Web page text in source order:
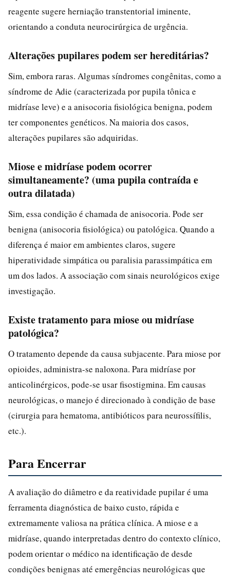
reagente sugere herniação transtentorial iminente,
orientando a conduta neurocirúrgica de urgência.
Alterações pupilares podem ser hereditárias?
Sim, embora raras. Algumas síndromes congênitas, como a
síndrome de Adie (caracterizada por pupila tônica e
midríase leve) e a anisocoria fisiológica benigna, podem
ter componentes genéticos. Na maioria dos casos,
alterações pupilares são adquiridas.
Miose e midríase podem ocorrer
simultaneamente? (uma pupila contraída e
outra dilatada)
Sim, essa condição é chamada de anisocoria. Pode ser
benigna (anisocoria fisiológica) ou patológica. Quando a
diferença é maior em ambientes claros, sugere
hiperatividade simpática ou paralisia parassimpática em
um dos lados. A associação com sinais neurológicos exige
investigação.
Existe tratamento para miose ou midríase
patológica?
O tratamento depende da causa subjacente. Para miose por
opioides, administra-se naloxona. Para midríase por
anticolinérgicos, pode-se usar fisostigmina. Em causas
neurológicas, o manejo é direcionado à condição de base
(cirurgia para hematoma, antibióticos para neurossífilis,
etc.).
Para Encerrar
A avaliação do diâmetro e da reatividade pupilar é uma
ferramenta diagnóstica de baixo custo, rápida e
extremamente valiosa na prática clínica. A miose e a
midríase, quando interpretadas dentro do contexto clínico,
podem orientar o médico na identificação de desde
condições benignas até emergências neurológicas que